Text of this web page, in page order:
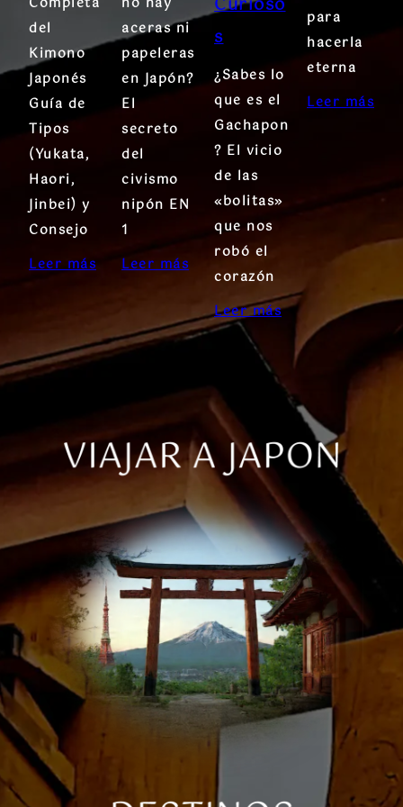
del
Kimono
Japonés
Guía de
Tipos
(Yukata,
Haori,
Jinbei) y
Consejo
Leer más
aceras ni
papeleras
en Japón?
El
secreto
del
civismo
nipón EN
1
Leer más
s
¿Sabes lo
que es el
Gachapon
? El vicio
de las
«bolitas»
que nos
robó el
corazón
Leer más
para
hacerla
eterna
Leer más